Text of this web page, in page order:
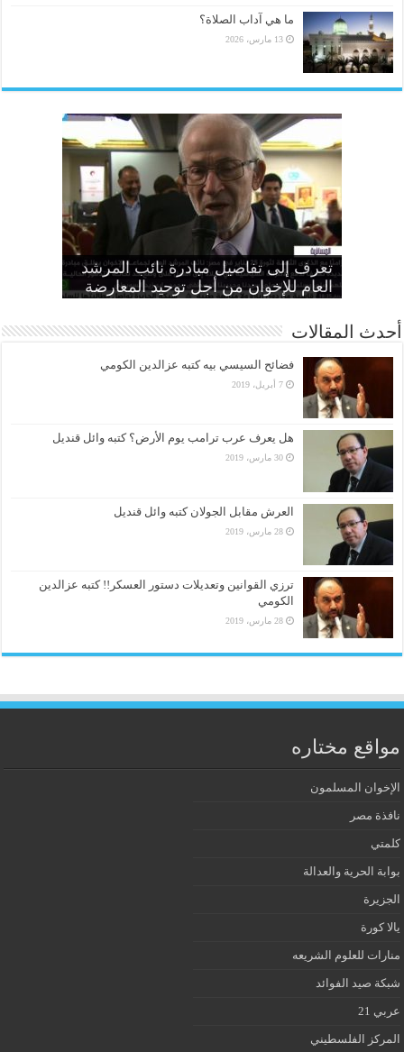
ما هي آداب الصلاة؟
13 مارس، 2026
تعرف إلى تفاصيل مبادرة نائب المرشد
العام للإخوان من أجل توحيد المعارضة
“الإخوان”: تأييد النقض بإعدام تسعة
مواطنين بهزلية النائب العام يؤكد تحول
القضاء لألعوبة في يد العسكر
“متحدثة الإخوان” تطالب الانقلاب بوقف
الانتهاكات بحق المرأة وإطلاق سراح كل
الحرائر
“المجلس الثوري”: التحرك ضد الأنظمة
الطاغية “واجب وطني وضرورة
اقتصادية”
أمين عام الإخوان: لا تصالح مع القتلة ولا
بديل عن القصاص
أحدث المقالات
فضائح السيسي بيه كتبه عزالدين الكومي
7 أبريل، 2019
هل يعرف عرب ترامب يوم الأرض؟ كتبه وائل قنديل
30 مارس، 2019
العرش مقابل الجولان كتبه وائل قنديل
28 مارس، 2019
ترزي القوانين وتعديلات دستور العسكر!! كتبه عزالدين
الكومي
28 مارس، 2019
مواقع مختاره
الإخوان المسلمون
نافذة مصر
كلمتي
بوابة الحرية والعدالة
الجزيرة
يالا كورة
منارات للعلوم الشريعه
شبكة صيد الفوائد
عربي 21
المركز الفلسطيني